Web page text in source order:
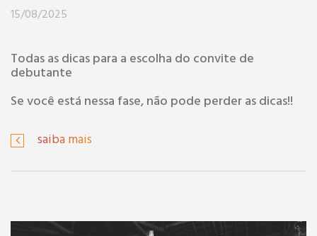
15/08/2025
Todas as dicas para a escolha do convite de
debutante
Se você está nessa fase, não pode perder as dicas!!
saiba mais